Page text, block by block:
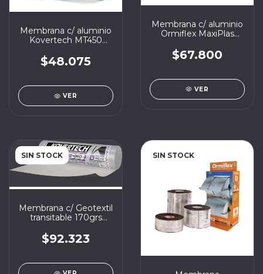
Membrana c/ aluminio
Kovertech MT450
$48.075
VER
Membrana c/ aluminio
Ormiflex MaxiPlas
$67.800
VER
SIN STOCK
Membrana c/ Geotextil
transitable 170grs
4mm 45kg x 10m2
$92.323
SIN STOCK